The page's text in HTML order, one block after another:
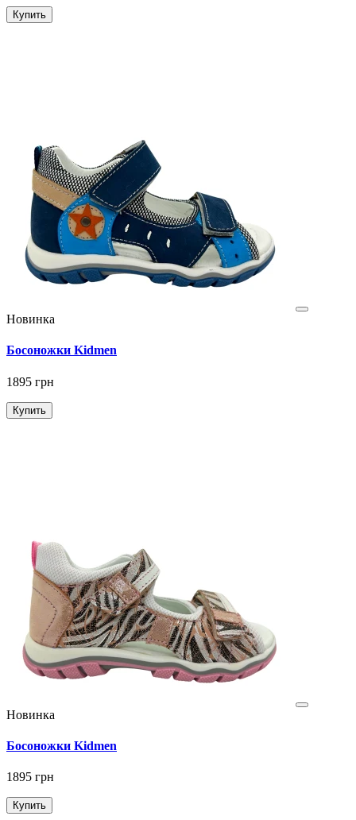
Купить
Новинка
Босоножки Kidmen
1895 грн
Купить
Новинка
Босоножки Kidmen
1895 грн
Купить